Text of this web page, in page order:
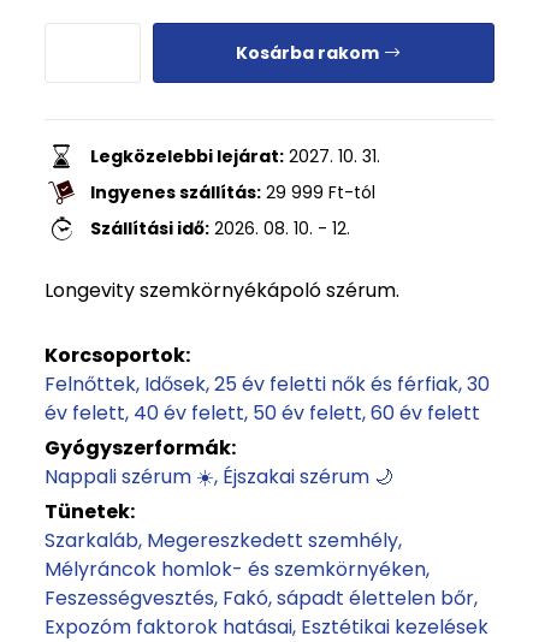
Kosárba rakom
Legközelebbi lejárat: 2027. 10. 31.
Ingyenes szállítás: 29 999 Ft-tól
Szállítási idő: 2026. 08. 10. - 12.
Longevity szemkörnyékápoló szérum.
Korcsoportok:
Felnőttek Idősek 25 év feletti nők és férfiak 30
év felett 40 év felett 50 év felett 60 év felett
Gyógyszerformák:
Nappali szérum ☀️ Éjszakai szérum 🌙
Tünetek:
Szarkaláb Megereszkedett szemhély
Mélyráncok homlok- és szemkörnyéken
Feszességvesztés Fakó, sápadt élettelen bőr
Expozóm faktorok hatásai Esztétikai kezelések